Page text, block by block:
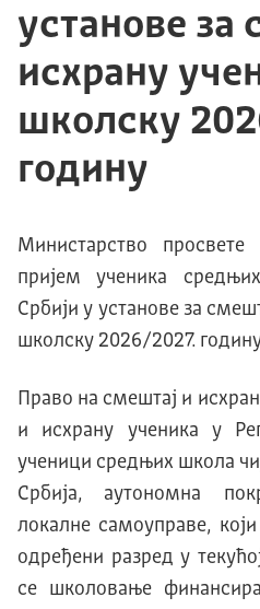
установе за
исхрану
школску
годину
Mинистарство
пријем ученика
Србији у установе за
школску 2026/2027.
Право на смештај и
и исхрану ученика у
ученици средњих школа
Србија, аутономна
локалне самоуправе,
одређени разред у
се школовање